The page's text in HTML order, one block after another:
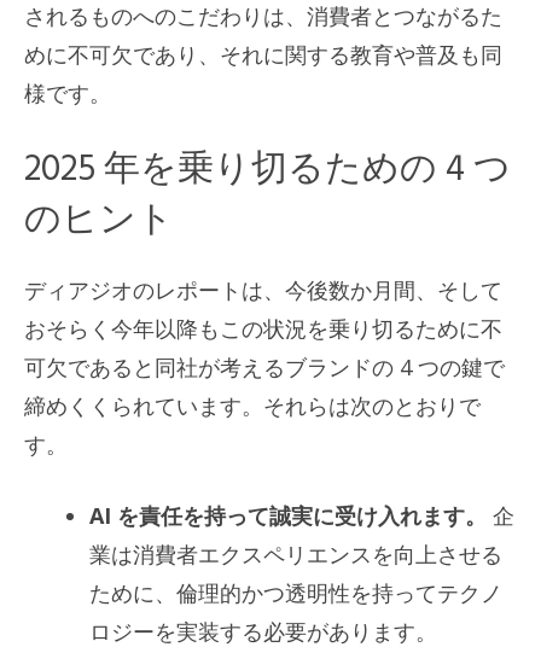
されるものへのこだわりは、消費者とつながるた
めに不可欠であり、それに関する教育や普及も同
様です。
2025 年を乗り切るための 4 つ
のヒント
ディアジオのレポートは、今後数か月間、そして
おそらく今年以降もこの状況を乗り切るために不
可欠であると同社が考えるブランドの 4 つの鍵で
締めくくられています。それらは次のとおりで
す。
AI を責任を持って誠実に受け入れます。 企
業は消費者エクスペリエンスを向上させる
ために、倫理的かつ透明性を持ってテクノ
ロジーを実装する必要があります。